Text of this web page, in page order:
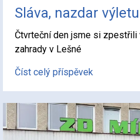
Sláva, nazdar výletu
Čtvrteční den jsme si
zahrady v Lešné
Číst celý příspěvek